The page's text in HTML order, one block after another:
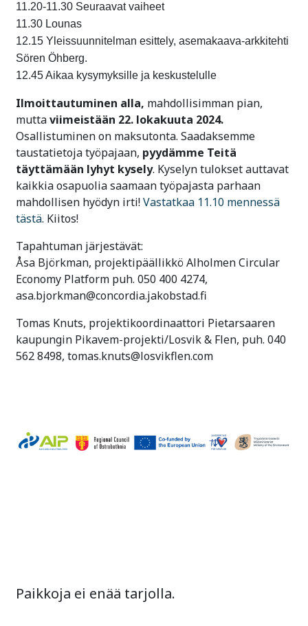
11.20-11.30 Seuraavat vaiheet
11.30 Lounas
12.15 Yleissuunnitelman esittely, asemakaava-arkkitehti
Sören Öhberg.
12.45 Aikaa kysymyksille ja keskustelulle
Ilmoittautuminen alla, mahdollisimman pian,
muttaviimeistään 22. lokakuuta 2024.
Osallistuminen on maksutonta. Saadaksemme
taustatietoja työpajaan, pyydämme Teitä
täyttämään lyhyt kysely. Kyselyn tulokset auttavat
kaikkia osapuolia saamaan työpajasta parhaan
mahdollisen hyödyn irti!Vastatkaa 11.10 mennessä
tästä. Kiitos!
Tapahtuman järjestävät:
Åsa Björkman, projektipäällikkö Alholmen Circular
Economy Platform puh. 050 400 4274,
asa.bjorkman@concordia.jakobstad.fi
Tomas Knuts, projektikoordinaattori Pietarsaaren
kaupungin Pikavem-projekti/Losvik & Flen, puh. 040
562 8498, tomas.knuts@losvikflen.com
Paikkoja ei enää tarjolla.